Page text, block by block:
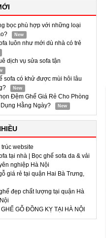
bọc phù hợp với những loại
New
luôn như mới dù nhà có trẻ
dịch vụ sửa sofa tận
sofa có khử được mùi hôi lâu
New
Đệm Ghế Giá Rẻ Cho Phòng
Hằng Ngày?
New
website
tại nhà | Bọc ghế sofa da & vải
nghiệp Hà Nội
giá rẻ tại quận Hai Bà Trưng,
đẹp chất lượng tại quận Hà
GỖ ĐỒNG KỴ TẠI HÀ NỘI